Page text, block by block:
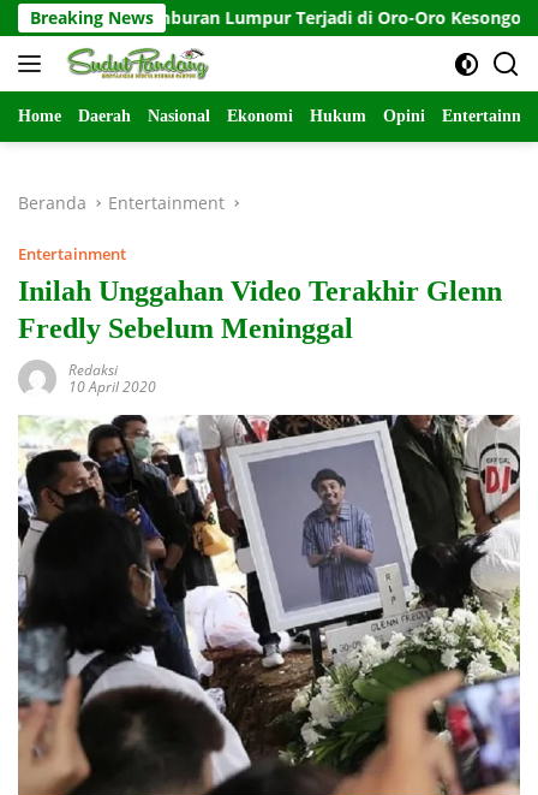
Langsung
ke
konten
Breaking News
Semburan Lumpur Terjadi di Oro-Oro Kesongo, Blora-Jateng
Home Daerah Nasional Ekonomi Hukum Opini
Beranda Entertainment
Entertainment
Inilah Unggahan Video Terakhir Glenn
Fredly Sebelum Meninggal
Redaksi
10 April 2020